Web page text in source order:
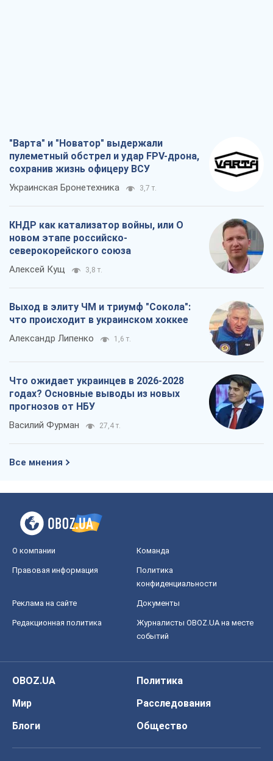
"Варта" и "Новатор" выдержали
пулеметный обстрел и удар FPV-дрона,
сохранив жизнь офицеру ВСУ
Украинская Бронетехника 3,7 т.
КНДР как катализатор войны, или О
новом этапе российско-
северокорейского союза
Алексей Кущ 3,8 т.
Выход в элиту ЧМ и триумф "Сокола":
что происходит в украинском хоккее
Александр Липенко 1,6 т.
Что ожидает украинцев в 2026-2028
годах? Основные выводы из новых
прогнозов от НБУ
Василий Фурман 27,4 т.
Все мнения
О компании Команда
Правовая информация
Политика
конфиденциальности
Реклама на сайте Документы
Редакционная политика
Журналисты OBOZ.UA на месте
событий
OBOZ.UA
Политика
Мир
Расследования
Блоги
Общество